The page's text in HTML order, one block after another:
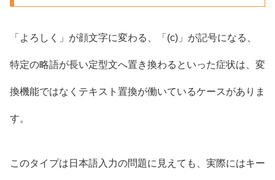
「よろしく」が顔文字に変わる、「(c)」が記号になる、
特定の略語が長い定型文へ置き換わるといった症状は、変
換機能ではなくテキスト置換が働いているケースがありま
す。
このタイプは日本語入力の問題に見えても、実際にはキー